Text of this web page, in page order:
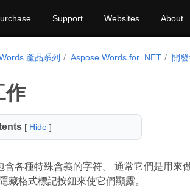
Support Websites About
產品系列 Aspose.Words for .NET 開
作
[ Hide ]
含各種特殊含義的字符。 通常它們是用來
藏格式標記按鈕來使它們顯露。